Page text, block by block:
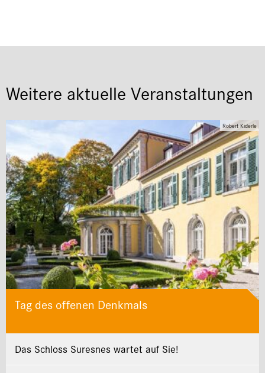
Weitere aktuelle Veranstaltungen
Robert Kiderle
Tag des offenen Denkmals
Das Schloss Suresnes wartet auf Sie!